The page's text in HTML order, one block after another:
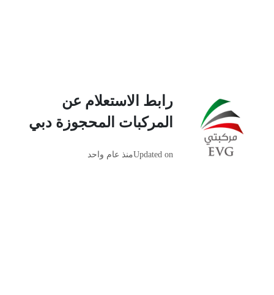
رابط الاستعلام عن
المركبات المحجوزة دبي
Updated onمنذ عام واحد